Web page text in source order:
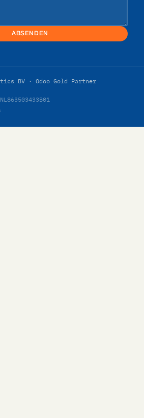
ABSENDEN
BV · Odoo Gold Partner